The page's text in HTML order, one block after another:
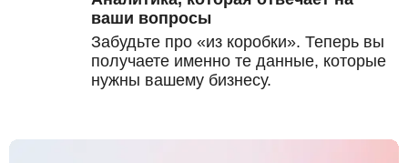
ваши вопросы
Забудьте про «из коробки». Теперь вы
получаете именно те данные, которые
нужны вашему бизнесу.